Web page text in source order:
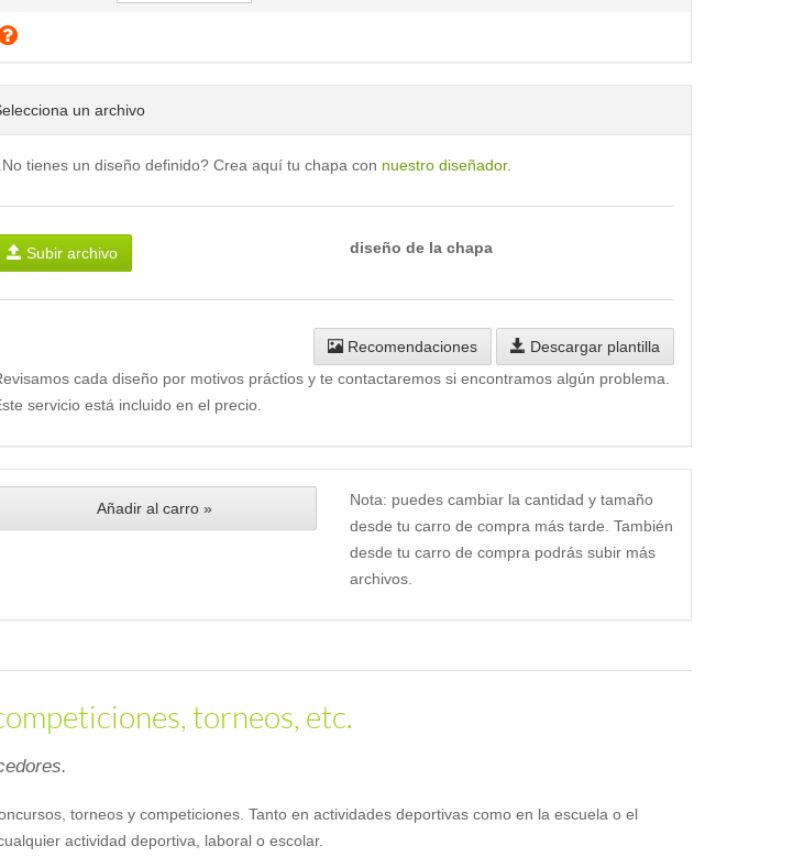
un archivo
tienes un diseño definido? Crea aquí tu chapa con nuestro diseñador.
Subir archivo diseño de la chapa
Recomendaciones
Descargar plantilla
cada diseño por motivos práctios y te contactaremos si encontramos algún problema.
servicio está incluido en el precio.
Añadir al carro »
Nota: puedes cambiar la cantidad y tamaño
desde tu carro de compra más tarde. También
desde tu carro de compra podrás subir más
archivos.
torneos, etc.
torneos y competiciones. Tanto en actividades deportivas como en la escuela o el
actividad deportiva, laboral o escolar.